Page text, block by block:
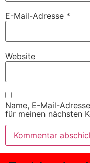
E-Mail-Adresse *
Website
Name, E-Mail-
für meinen nächsten